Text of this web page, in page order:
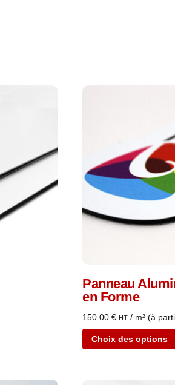
Panneau
en Forme
150.00 € HT / m² (à
Choix des options